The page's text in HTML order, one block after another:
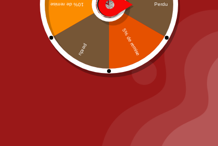
Il Posto Pizza
2025
Recommended
Nous utilisons des cookies pour vous garantir la meilleure
expérience sur notre site web. Si vous continuez à utiliser